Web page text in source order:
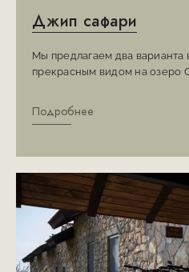
Джип сафари
Мы предлагаем два
прекрасным видом на озеро
Подробнее